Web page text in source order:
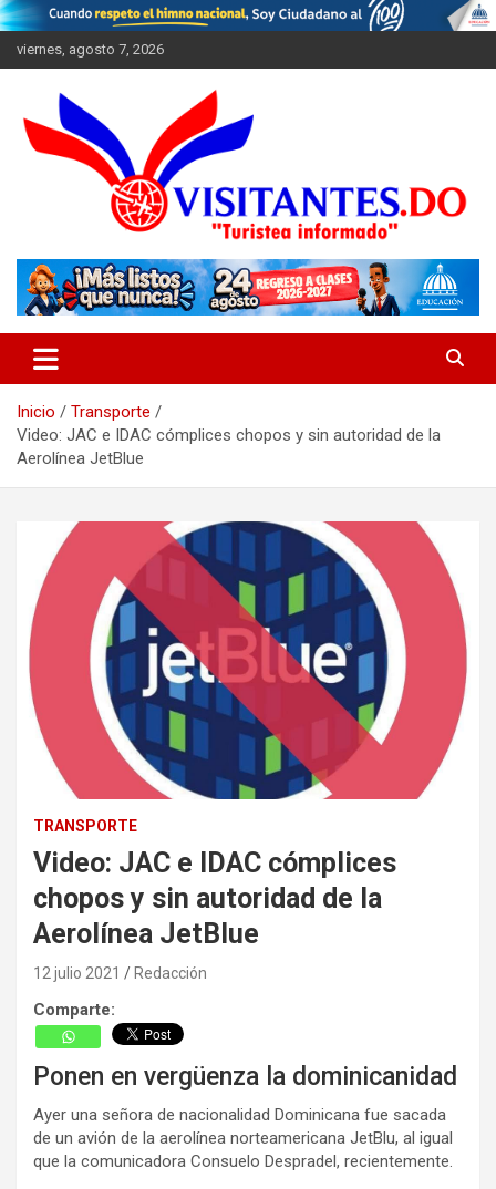
Saltar
al
contenido
viernes, agosto 7, 2026
Visitantes
Inicio
Transporte
Video: JAC e IDAC cómplices chopos y sin autoridad de la
Aerolínea JetBlue
TRANSPORTE
Video: JAC e IDAC cómplices
chopos y sin autoridad de la
Aerolínea JetBlue
12 julio 2021 Redacción
Comparte:
Ponen en vergüenza la dominicanidad
Ayer una señora de nacionalidad Dominicana fue sacada
de un avión de la aerolínea norteamericana JetBlu, al igual
que la comunicadora Consuelo Despradel, recientemente.